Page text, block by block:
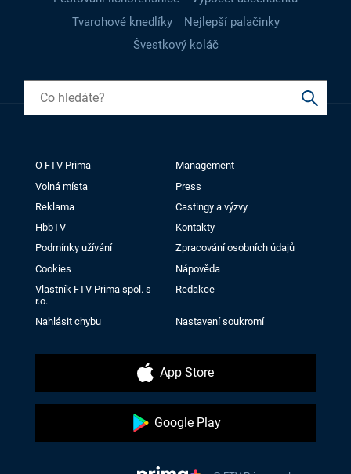
Tvarohové knedlíky
Nejlepší palačinky
Švestkový koláč
O FTV Prima
Management
Volná místa
Press
Reklama
Castingy a výzvy
HbbTV
Kontakty
Podmínky užívání
Zpracování osobních údajů
Cookies
Nápověda
Vlastník FTV Prima spol. s
r.o.
Redakce
Nahlásit chybu Nastavení soukromí
App Store
Google Play